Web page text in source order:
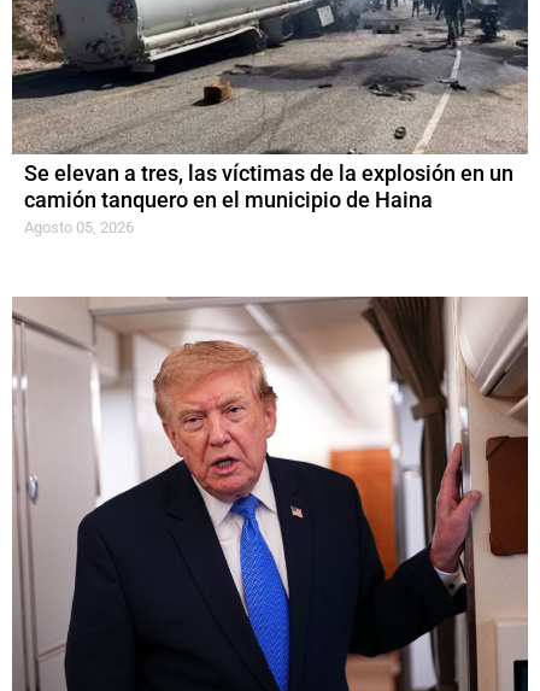
Se elevan a tres, las víctimas de la explosión en un
camión tanquero en el municipio de Haina
Agosto 05, 2026